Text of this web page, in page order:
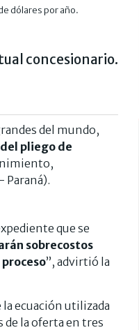
dólares por año.
concesionario.
del mundo,
pliego de
Paraná).
que se
sobrecostos
”, advirtió la
ecuación utilizada
de la oferta en tres